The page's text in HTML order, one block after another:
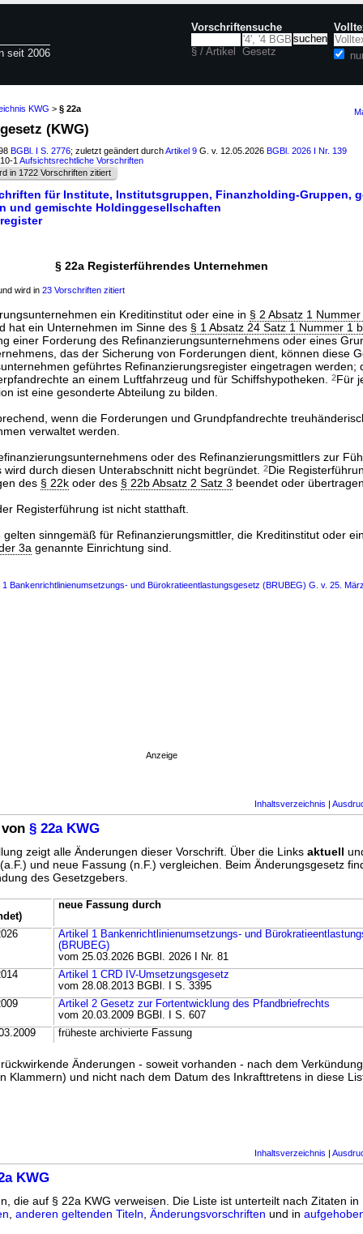
seit 2006
Vorschriftensuche
§ / Artikel Gesetz
KWG > § 22a
(KWG)
BGBl. I S. 2776; zuletzt geändert durchArtikel 9 G. v. 12.05.2026 BGBl. 2026 I Nr. 139
1 Aufsichtsrechtliche Vorschriften
in 1722 Vorschriften zitiert
für Institute, Institutsgruppen, Finanzholding-Gruppen,
und gemischte Holdinggesellschaften
§ 22a Registerführendes Unternehmen
wird in 23 Vorschriften zitiert
ein Kreditinstitut oder eine in § 2 Absatz 1
hat ein Unternehmen im Sinne des § 1 Absatz 24 Satz 1 Nummer 1
einer Forderung des Refinanzierungsunternehmens oder eines
das der Sicherung von Forderungen dient, können diese
geführtes Refinanzierungsregister eingetragen werden;
an einem Luftfahrzeug und für Schiffshypotheken.
2Für
ist eine gesonderte Abteilung zu bilden.
wenn die Forderungen und Grundpfandrechte
verwaltet werden.
oder des Refinanzierungsmittlers zur
durch diesen Unterabschnitt nicht begründet.
2Die
des § 22k oder des § 22b Absatz 2 Satz 3 beendet oder
Registerführung ist nicht statthaft.
gelten sinngemäß für Refinanzierungsmittler, die Kreditinstitut oder
3a genannte Einrichtung sind.
1 Bankenrichtlinienumsetzungs- und Bürokratieentlastungsgesetz (BRUBEG) G. v. 25.
Anzeige
Inhaltsverzeichnis |
§ 22a KWG
zeigt alle Änderungen dieser Vorschrift. Über die Links aktuell
und neue Fassung (n.F.) vergleichen. Beim Änderungsgesetz
des Gesetzgebers.
neue Fassung durch
Artikel 1 Bankenrichtlinienumsetzungs- und
(BRUBEG)
vom 25.03.2026 BGBl. 2026 I Nr. 81
Artikel 1 CRD IV-Umsetzungsgesetz
vom 28.08.2013 BGBl. I S. 3395
Artikel 2 Gesetz zur Fortentwicklung des Pfandbriefrechts
vom 20.03.2009 BGBl. I S. 607
früheste archivierte Fassung
Änderungen - soweit vorhanden - nach dem
Klammern) und nicht nach dem Datum des Inkrafttretens in diese
Inhaltsverzeichnis |
KWG
die auf § 22a KWG verweisen. Die Liste ist unterteilt nach Zitaten in
anderen geltenden Titeln Änderungsvorschriften und in